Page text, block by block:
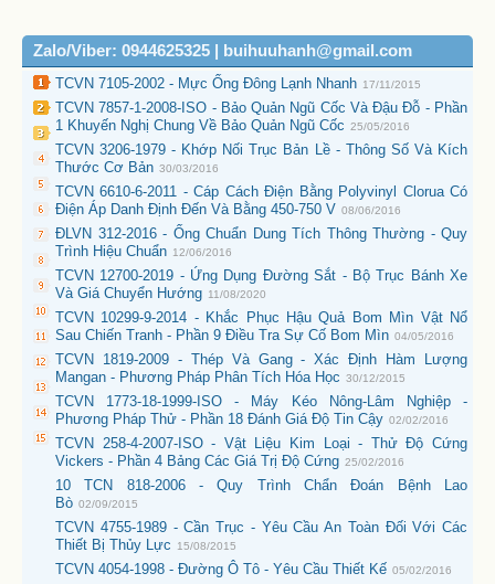
Zalo/Viber: 0944625325 | buihuuhanh@gmail.com
TCVN 7105-2002 - Mực Ống Đông Lạnh Nhanh 17/11/2015
TCVN 7857-1-2008-ISO - Bảo Quản Ngũ Cốc Và Đậu Đỗ - Phần
1 Khuyến Nghị Chung Về Bảo Quản Ngũ Cốc 25/05/2016
TCVN 3206-1979 - Khớp Nối Trục Bản Lề - Thông Số Và Kích
Thước Cơ Bản 30/03/2016
TCVN 6610-6-2011 - Cáp Cách Điện Bằng Polyvinyl Clorua Có
Điện Áp Danh Định Đến Và Bằng 450-750 V 08/06/2016
ĐLVN 312-2016 - Ống Chuẩn Dung Tích Thông Thường - Quy
Trình Hiệu Chuẩn 12/06/2016
TCVN 12700-2019 - Ứng Dụng Đường Sắt - Bộ Trục Bánh Xe
Và Giá Chuyển Hướng 11/08/2020
TCVN 10299-9-2014 - Khắc Phục Hậu Quả Bom Mìn Vật Nổ
Sau Chiến Tranh - Phần 9 Điều Tra Sự Cố Bom Mìn 04/05/2016
TCVN 1819-2009 - Thép Và Gang - Xác Định Hàm Lượng
Mangan - Phương Pháp Phân Tích Hóa Học 30/12/2015
TCVN 1773-18-1999-ISO - Máy Kéo Nông-Lâm Nghiệp -
Phương Pháp Thử - Phần 18 Đánh Giá Độ Tin Cậy 02/02/2016
TCVN 258-4-2007-ISO - Vật Liệu Kim Loại - Thử Độ Cứng
Vickers - Phần 4 Bảng Các Giá Trị Độ Cứng 25/02/2016
10 TCN 818-2006 - Quy Trình Chẩn Đoán Bệnh Lao
Bò 02/09/2015
TCVN 4755-1989 - Cần Trục - Yêu Cầu An Toàn Đối Với Các
Thiết Bị Thủy Lực
15/08/2015
TCVN 4054-1998 - Đường Ô Tô - Yêu Cầu Thiết Kế 05/02/2016